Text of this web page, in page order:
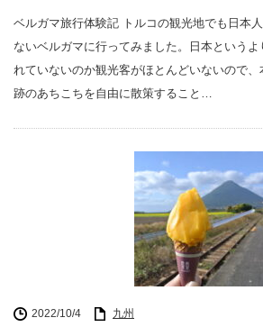
ベルガマ旅行体験記 トルコの観光地でも日本
ないベルガマに行ってみました。日本という
れていないのか観光客がほとんどいないので
跡のあちこちを自由に散策すること…
2022/10/4 九州